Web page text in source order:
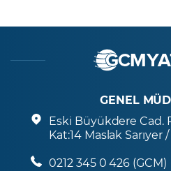
GENEL
Eski Büyükdere Cad.
Kat:14 Maslak Sarıyer
0212 345 0 426 (GCM)